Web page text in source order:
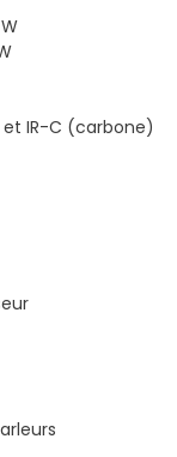
et IR-C (carbone)